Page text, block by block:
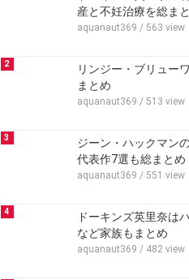
産と不妊治療を総ま
aquanaut369 / 563 view
2
リンジー・ブリュー
まとめ
aquanaut369 / 513 view
3
ジーン・ハックマン
代表作7選も総まとめ
aquanaut369 / 551 view
4
ドーキンズ英里奈は
など家族もまとめ
aquanaut369 / 482 view